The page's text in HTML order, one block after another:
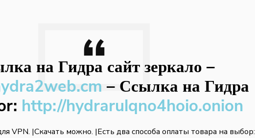
на Гидра сайт зеркало –
– Ссылка на Гидра
http://hydrarulqno4hoio.onion
VPN. |Скачать можно. |Есть два способа оплаты товара на выбор: